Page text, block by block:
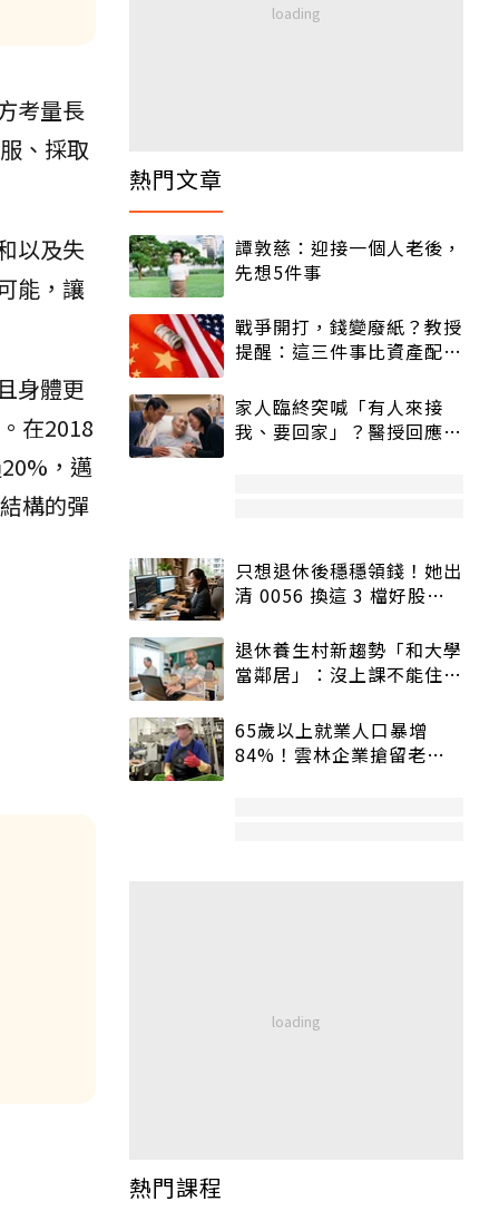
考量長
、採取
以及失
能，讓
身體更
在2018
，邁
構的彈
熱門文章
譚敦慈：迎接一個人老後，
先想5件事
戰爭開打，錢變廢紙？教授
提醒：這三件事比資產配置
家人臨終突喊「有人來接
我、要回家」？醫授回應方
只想退休後穩穩領錢！她出
清 0056 換這 3 檔好股：
退休養生村新趨勢「和大學
當鄰居」：沒上課不能住、
65歲以上就業人口暴增
84%！雲林企業搶留老員
熱門課程